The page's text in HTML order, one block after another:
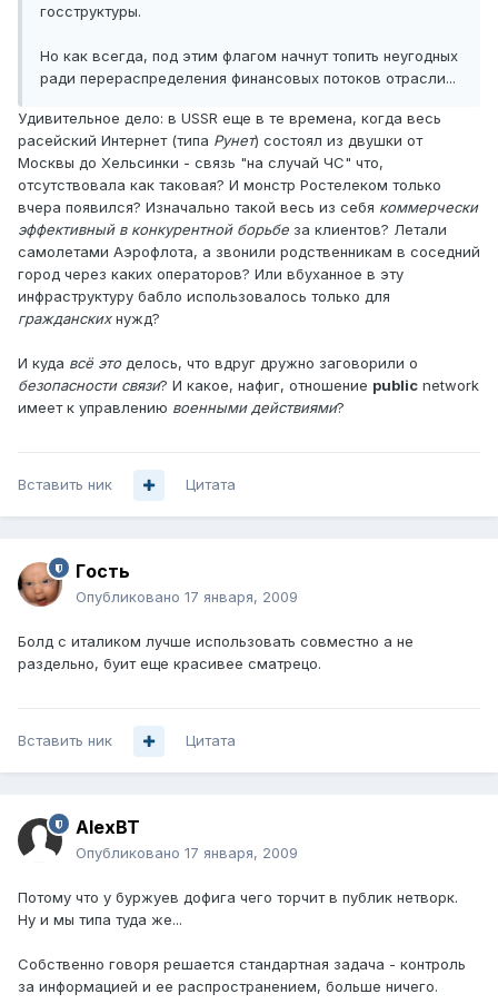
госструктуры.
Но как всегда, под этим флагом начнут топить неугодных
ради перераспределения финансовых потоков отрасли...
Удивительное дело: в USSR еще в те времена, когда весь
расейский Интернет (типа Рунет) состоял из двушки от
Москвы до Хельсинки - связь "на случай ЧС" что,
отсутствовала как таковая? И монстр Ростелеком только
вчера появился? Изначально такой весь из себя коммерчески
эффективный в конкурентной борьбе за клиентов? Летали
самолетами Аэрофлота, а звонили родственникам в соседний
город через каких операторов? Или вбуханное в эту
инфраструктуру бабло использовалось только для
гражданскихнужд?
И куда всё этоделось, что вдруг дружно заговорили о
безопасности связи? И какое, нафиг, отношение public network
имеет к управлению военными действиями?
Вставить ник Цитата
Гoсть
Опубликовано 17 января, 2009
Болд с италиком лучше использовать совместно а не
раздельно, буит еще красивее сматрецо.
Вставить ник Цитата
AlexBT
Опубликовано 17 января, 2009
Потому что у буржуев дофига чего торчит в публик нетворк.
Ну и мы типа туда же...
Собственно говоря решается стандартная задача - контроль
за информацией и ее распространением, больше ничего.